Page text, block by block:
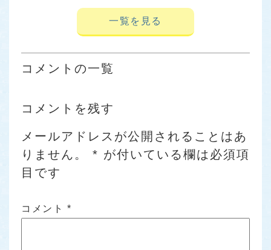
一覧を見る
コメントの一覧
コメントを残す
メールアドレスが公開されることはあ
りません。
* が付いている欄は必須項
目です
コメント *